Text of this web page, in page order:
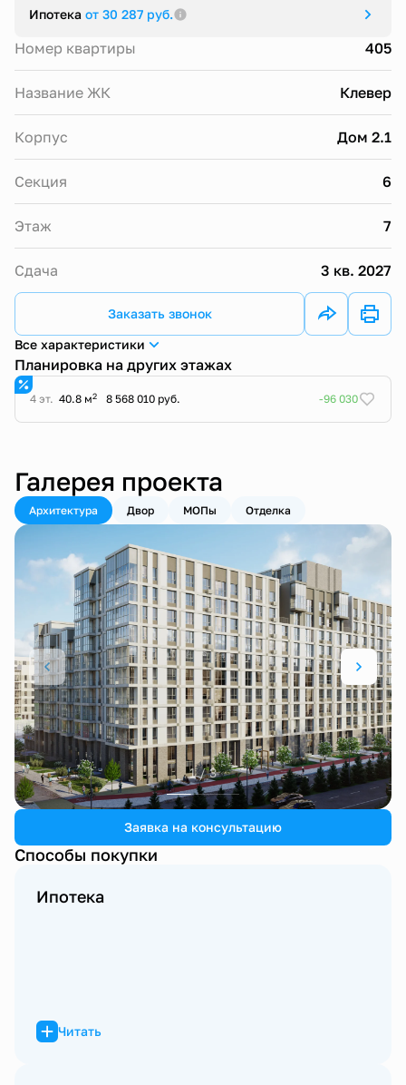
Ипотека от 30 287 руб.
Номер квартиры 405
Название ЖК Клевер
Корпус Дом 2.1
Секция 6
Этаж 7
Сдача 3 кв. 2027
Заказать звонок
Все характеристики
Планировка на других этажах
4 эт. 40.8 м2 8 568 010 руб. -96 030
Галерея проекта
Архитектура Двор МОПы Отделка
1 / 3
Заявка на консультацию
Способы покупки
Ипотека
Читать